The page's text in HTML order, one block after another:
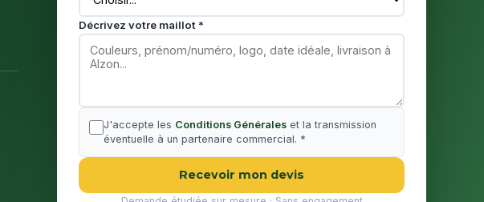
Décrivez votre maillot *
J'accepte les Conditions Générales et la transmission
éventuelle à un partenaire commercial. *
Recevoir mon devis